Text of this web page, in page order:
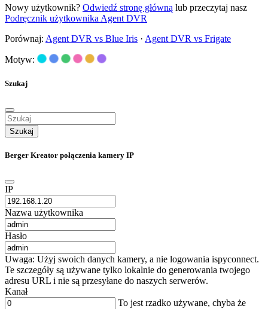
Nowy użytkownik? Odwiedź stronę główną lub przeczytaj nasz
Podręcznik użytkownika Agent DVR
Porównaj: Agent DVR vs Blue Iris · Agent DVR vs Frigate
Motyw:
Szukaj
Szukaj
Berger Kreator połączenia kamery IP
IP
Nazwa użytkownika
Hasło
Uwaga: Użyj swoich danych kamery, a nie logowania ispyconnect.
Te szczegóły są używane tylko lokalnie do generowania twojego
adresu URL i nie są przesyłane do naszych serwerów.
Kanał
To jest rzadko używane, chyba że